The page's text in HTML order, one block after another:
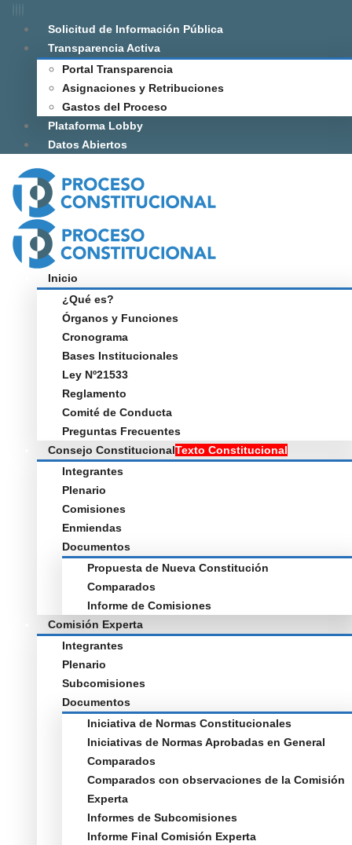
Solicitud de Información Pública
Transparencia Activa
Portal Transparencia
Asignaciones y Retribuciones
Gastos del Proceso
Plataforma Lobby
Datos Abiertos
Inicio
¿Qué es?
Órganos y Funciones
Cronograma
Bases Institucionales
Ley Nº21533
Reglamento
Comité de Conducta
Preguntas Frecuentes
Consejo ConstitucionalTexto Constitucional
Integrantes
Plenario
Comisiones
Enmiendas
Documentos
Propuesta de Nueva Constitución
Comparados
Informe de Comisiones
Comisión Experta
Integrantes
Plenario
Subcomisiones
Documentos
Iniciativa de Normas Constitucionales
Iniciativas de Normas Aprobadas en General
Comparados
Comparados con observaciones de la Comisión
Experta
Informes de Subcomisiones
Informe Final Comisión Experta